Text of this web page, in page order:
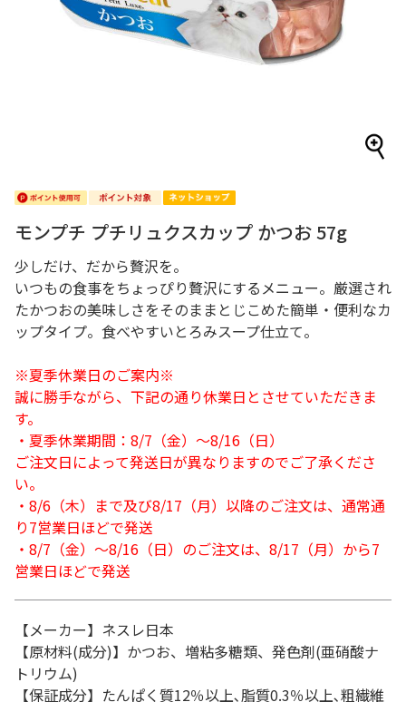
モンプチ プチリュクスカップ かつお 57g
少しだけ、だから贅沢を。
いつもの食事をちょっぴり贅沢にするメニュー。厳選され
たかつおの美味しさをそのままとじこめた簡単・便利なカ
ップタイプ。食べやすいとろみスープ仕立て。
※夏季休業日のご案内※
誠に勝手ながら、下記の通り休業日とさせていただきま
す。
・夏季休業期間：8/7（金）～8/16（日）
ご注文日によって発送日が異なりますのでご了承くださ
い。
・8/6（木）まで及び8/17（月）以降のご注文は、通常通
り7営業日ほどで発送
・8/7（金）～8/16（日）のご注文は、8/17（月）から7
営業日ほどで発送
【メーカー】ネスレ日本
【原材料(成分)】かつお、増粘多糖類、発色剤(亜硝酸ナ
トリウム)
【保証成分】たんぱく質12％以上､脂質0.3％以上､粗繊維